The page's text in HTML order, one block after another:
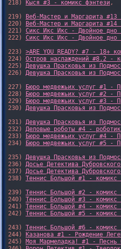
218)
Кыся #3 - комикс фэнтези,
219)
Веб-Мастер и Маргарита
220)
Веб-Мастер и Маргарита
221) Сикс Икс Икс - Двойное
222) Сикс Икс Икс - Двойное
223) >ARE YOU READY? #7 - 18+
224) Остров наслаждений #8.2 -
225) Девушка Прасковья из
226) Девушка Прасковья из
227)
Бюро медвежьих услуг #1 -
228)
Бюро медвежьих услуг #2 -
229)
Бюро медвежьих услуг #3 -
230) Девушка Прасковья из
231) Девушка Прасковья из
232) Деловые роботы #4 -
233)
Бюро медвежьих услуг #4 -
234)
Бюро медвежьих услуг #5 -
235) Девушка Прасковья из
236) Досье Детектива
237) Досье Детектива
238) Теннис Большой #1 -
239) Теннис Большой #2 -
240) Теннис Большой #3 -
241) Теннис Большой #4 -
242) Теннис Большой #5 -
243) Теннис Большой #6 -
244)
Казанова #1 - Рождение
245) Моя Мармеладка! #1 - Песнь